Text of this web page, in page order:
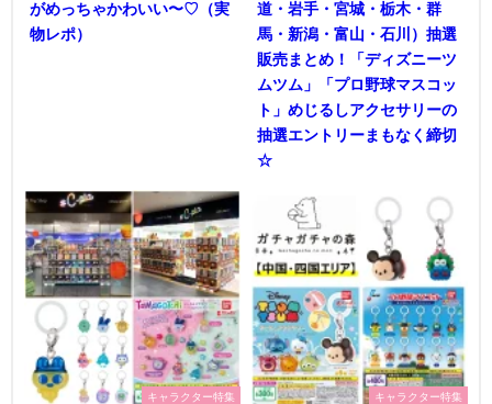
がめっちゃかわいい〜♡（実
物レポ）
道・岩手・宮城・栃木・群
馬・新潟・富山・石川）抽選
販売まとめ！「ディズニーツ
ムツム」「プロ野球マスコッ
ト」めじるしアクセサリーの
抽選エントリーまもなく締切
☆
キャラクター特集 キャラクター特集